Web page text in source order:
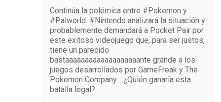
Continúa la polémica entre #Pokemon y
#Palworld. #Nintendo analizará la situación y
probablemente demandará a Pocket Pair por
este exitoso videojuego que, para ser justos,
tiene un parecido
bastaaaaaaaaaaaaaaaaaaante grande a los
juegos desarrollados por GameFreak y The
Pokemon Company… ¿Quién ganaría esta
batalla legal?